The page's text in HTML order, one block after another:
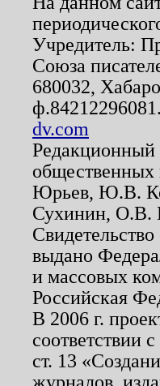
Учредитель:
Союза
680032,
dv.com
Редакционный
Юрьев, Ю.В.
Сухинин, О.В.
выдано
и массовых
Российская
В 2006 г.
соответствии с
ст. 13
журналов,